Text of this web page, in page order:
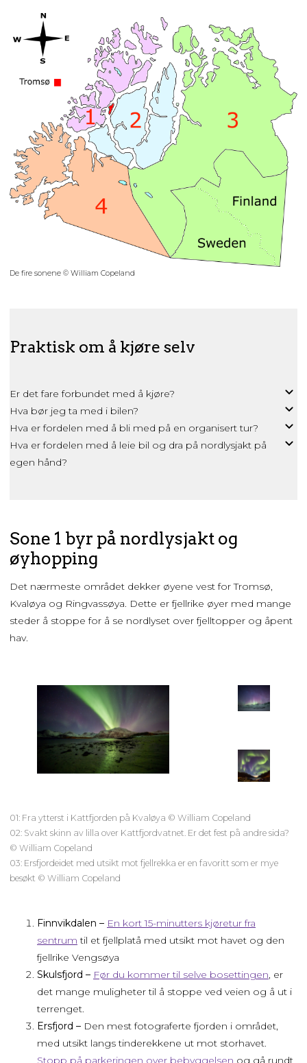
De fire sonene © William Copeland
Praktisk om å kjøre selv
Er det fare forbundet med å kjøre?
Hva bør jeg ta med i bilen?
Hva er fordelen med å bli med på en organisert tur?
Hva er fordelen med å leie bil og dra på nordlysjakt på
egen hånd?
Sone 1 byr på nordlysjakt og
øyhopping
Det nærmeste området dekker øyene vest for Tromsø,
Kvaløya og Ringvassøya. Dette er fjellrike øyer med mange
steder å stoppe for å se nordlyset over fjelltopper og åpent
hav.
01: Fra ytterst i Kattfjorden på Kvaløya © William Copeland
02: Svakt skinn av lilla over Kattfjordvatnet. Er det fest på andre sida?
© William Copeland
03: Ersfjordeidet med utsikt mot fjellrekka er en favoritt som er mye
besøkt © William Copeland
Finnvikdalen – En kort 15-minutters kjøretur fra
sentrum til et fjellplatå med utsikt mot havet og den
fjellrike Vengsøya
Skulsfjord – Før du kommer til selve bosettingen, er
det mange muligheter til å stoppe ved veien og å ut i
terrenget.
Ersfjord – Den mest fotograferte fjorden i området,
med utsikt langs tinderekkene ut mot storhavet.
Stopp på parkeringen over bebyggelsen og gå rundt